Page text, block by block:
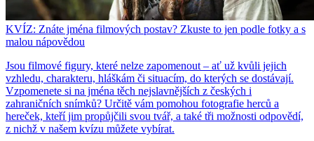
KVÍZ: Znáte jména filmových postav? Zkuste to jen podle fotky a s
malou nápovědou
Jsou filmové figury, které nelze zapomenout – ať už kvůli jejich
vzhledu, charakteru, hláškám či situacím, do kterých se dostávají.
Vzpomenete si na jména těch nejslavnějších z českých i
zahraničních snímků? Určitě vám pomohou fotografie herců a
hereček, kteří jim propůjčili svou tvář, a také tři možnosti odpovědí,
z nichž v našem kvízu můžete vybírat.